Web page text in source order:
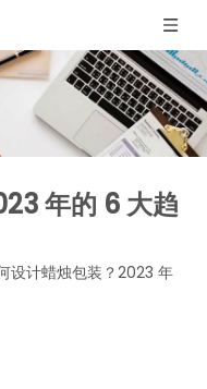
年的 6 大趋
设计蜡烛包装？2023 年